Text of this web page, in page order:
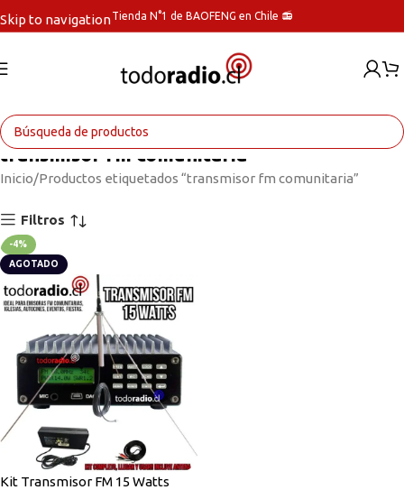
Skip to navigationTienda N°1 de BAOFENG en Chile 📻
transmisor fm comunitaria
Inicio Productos etiquetados “transmisor fm comunitaria”
Filtros
-4%
AGOTADO
Kit Transmisor FM 15 Watts